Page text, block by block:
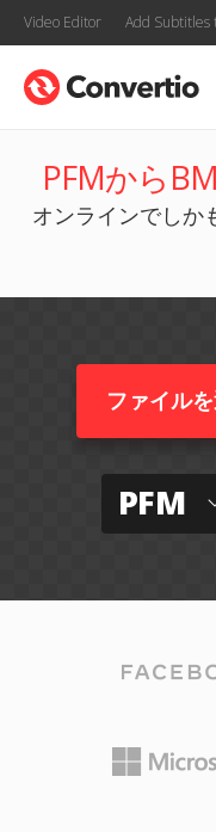
Video Editor Add Subtitles
PFMから
オンラインでしか
ファイル
PFM